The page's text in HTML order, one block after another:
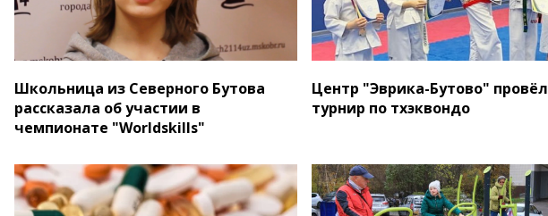
Школьница из Северного Бутова
рассказала об участии в
чемпионате "Worldskills"
Центр "Эврика-Бутово" провёл
турнир по тхэквондо